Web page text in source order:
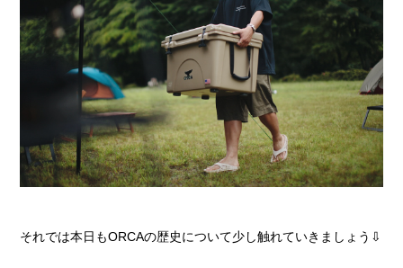
それでは本日もORCAの歴史について少し触れていきましょう⇩